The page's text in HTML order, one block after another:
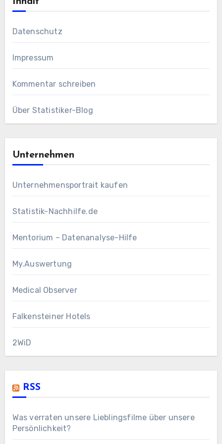
Datenschutz
Impressum
Kommentar schreiben
Über Statistiker-Blog
Unternehmen
Unternehmensportrait kaufen
Statistik-Nachhilfe.de
Mentorium – Datenanalyse-Hilfe
My.Auswertung
Medical Observer
Falkensteiner Hotels
2WiD
RSS
Was verraten unsere Lieblingsfilme über unsere
Persönlichkeit?